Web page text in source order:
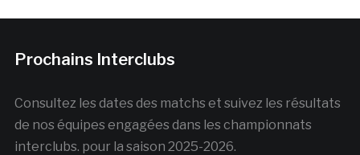
Prochains Interclubs
Consultez les dates des matchs et suivez les résultats
de nos équipes engagées dans les championnats
interclubs. pour la saison 2025-2026.